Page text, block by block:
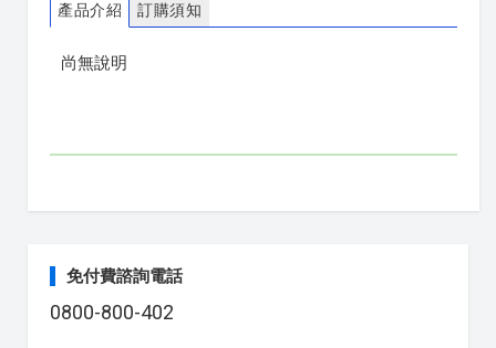
產品介紹 訂購須知
尚無說明
免付費諮詢電話
0800-800-402